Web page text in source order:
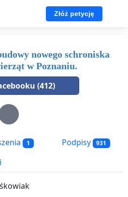
Złóż petycję
nowego schroniska
w Poznaniu.
(412)
1 Podpisy 931